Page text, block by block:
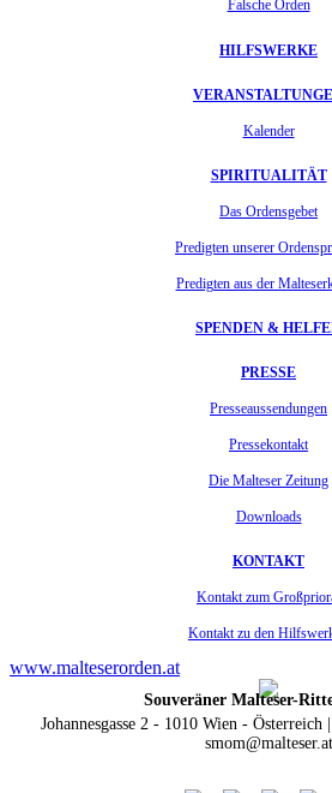
Falsche Orden
HILFSWERKE
Kalender
SPIRITUALITÄT
Das Ordensgebet
Predigten unserer
Predigten aus der
SPENDEN &
PRESSE
Presseaussendungen
Pressekontakt
Die Malteser Zeitung
Downloads
KONTAKT
Kontakt zum
Kontakt zu den
www.malteserorden.at
Souveräner Malteser-
Johannesgasse 2 - 1010 Wien -
smom@malteser.at